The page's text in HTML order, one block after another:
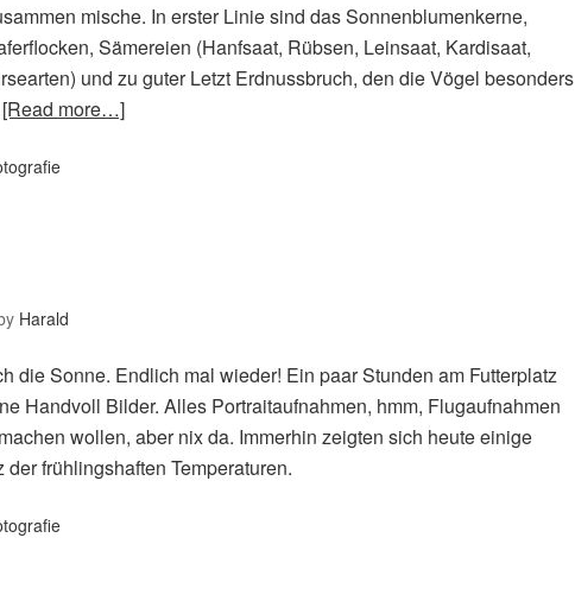
mische. In erster Linie sind das Sonnenblumenkerne,
Sämereien (Hanfsaat, Rübsen, Leinsaat, Kardisaat,
und zu guter Letzt Erdnussbruch, den die Vögel besonders
[Read more…]
Harald
die Sonne. Endlich mal wieder! Ein paar Stunden am Futterplatz
Handvoll Bilder. Alles Portraitaufnahmen, hmm, Flugaufnahmen
wollen, aber nix da. Immerhin zeigten sich heute einige
der frühlingshaften Temperaturen.